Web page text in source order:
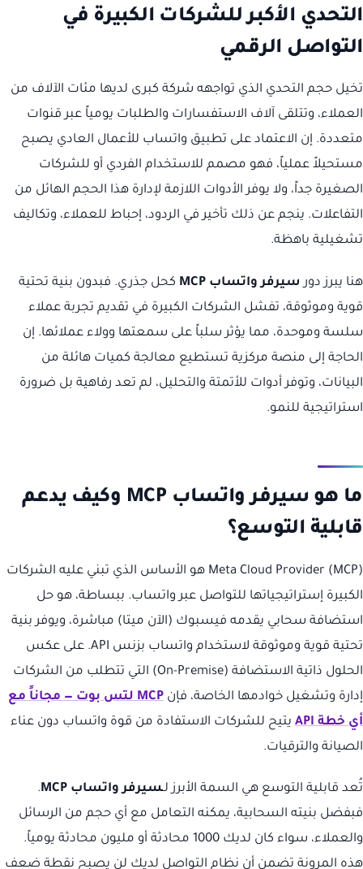
التحدي الأكبر للشركات الكبيرة في
التواصل الرقمي
تخيل حجم التحدي الذي تواجهه شركة كبرى لديها مئات الآلاف من
العملاء، وتتلقى آلاف الاستفسارات والطلبات يومياً عبر قنوات
متعددة. إن الاعتماد على تطبيق واتساب للأعمال العادي يصبح
مستحيلاً عملياً، فهو مصمم للاستخدام الفردي أو للشركات
الصغيرة جداً، ولا يوفر الأدوات اللازمة لإدارة هذا الحجم الهائل من
التفاعلات. ينجم عن ذلك تأخير في الردود، إحباط للعملاء، وتكاليف
تشغيلية باهظة.
هنا يبرز دور سيرفر واتساب MCP
كحل جذري. فبدون بنية تحتية
قوية وموثوقة، تفشل الشركات الكبيرة في تقديم تجربة عملاء
سلسة وموحدة، مما يؤثر سلباً على سمعتها وولاء عملائها. إن
الحاجة إلى منصة مركزية تستطيع معالجة كميات هائلة من
البيانات، وتوفر أدوات للأتمتة والتحليل، لم تعد رفاهية بل ضرورة
استراتيجية للنمو.
ما هو سيرفر واتساب MCP وكيف يدعم
قابلية التوسع؟
Meta Cloud Provider (MCP) هو الأساس الذي تبني عليه الشركات
الكبيرة إستراتيجياتها للتواصل عبر واتساب. ببساطة، هو حل
استضافة سحابي يقدمه فيسبوك (الآن ميتا) مباشرة، ويوفر بنية
تحتية قوية وموثوقة لاستخدام واتساب بزنس API. على عكس
الحلول ذاتية الاستضافة (On-Premise) التي تتطلب من الشركات
إدارة وتشغيل خوادمها الخاصة، فإن
MCP لتس بوت — مجاناً مع
أي خطة API
يتيح للشركات الاستفادة من قوة واتساب دون عناء
الصيانة والترقيات.
تُعد قابلية التوسع هي السمة الأبرز لـسيرفر واتساب MCP
.
فبفضل بنيته السحابية، يمكنه التعامل مع أي حجم من الرسائل
والعملاء، سواء كان لديك 1000 محادثة أو مليون محادثة يومياً.
هذه المرونة تضمن أن نظام التواصل لديك لن يصبح نقطة ضعف